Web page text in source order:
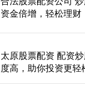
资金倍增，轻松理财
太原股票配资 配资
度高，助你投资更轻